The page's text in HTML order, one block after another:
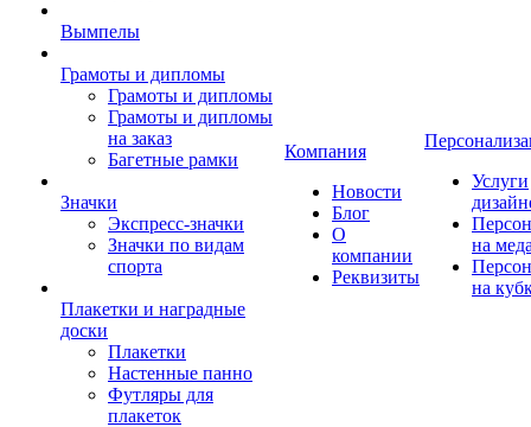
Вымпелы
Грамоты и дипломы
Грамоты и дипломы
Грамоты и дипломы
на заказ
Багетные рамки
Значки
Экспресс-значки
Значки по видам
спорта
Плакетки и наградные
доски
Плакетки
Настенные панно
Футляры для
плакеток
Компания
Новости
Блог
О
компании
Реквизиты
Услуги
на
на